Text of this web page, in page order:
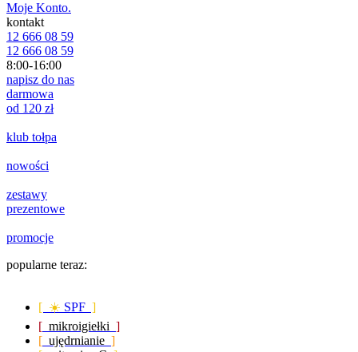
Moje Konto.
kontakt
12 666 08 59
12 666 08 59
8:00-16:00
napisz do nas
darmowa
od 120 zł
klub tołpa
nowości
zestawy
prezentowe
promocje
popularne teraz:
[ ☀️ SPF ]
[ mikroigiełki ]
[ ujędrnianie ]